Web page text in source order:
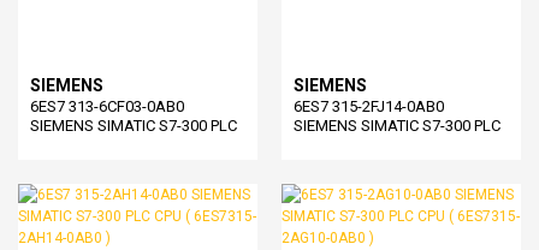
SIEMENS
6ES7 313-6CF03-0AB0
SIEMENS SIMATIC S7-300 PLC
SIEMENS
6ES7 315-2FJ14-0AB0
SIEMENS SIMATIC S7-300 PLC